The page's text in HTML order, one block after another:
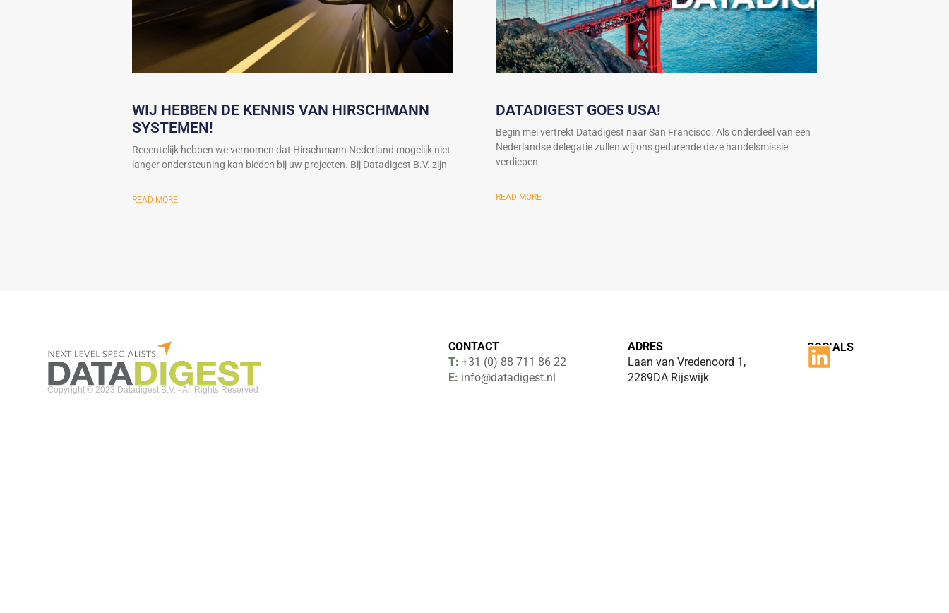
WIJ HEBBEN DE KENNIS VAN HIRSCHMANN
SYSTEMEN!
Recentelijk hebben we vernomen dat Hirschmann Nederland mogelijk niet
langer ondersteuning kan bieden bij uw projecten. Bij Datadigest B.V. zijn
READ MORE
DATADIGEST GOES USA!
Begin mei vertrekt Datadigest naar San Francisco. Als onderdeel van een
Nederlandse delegatie zullen wij ons gedurende deze handelsmissie
verdiepen
READ MORE
Copyright © 2023 Datadigest B.V. - All Rights Reserved
CONTACT
T:+31 (0) 88 711 86 22
E: info@datadigest.nl
ADRES
Laan van Vredenoord 1,
2289DA Rijswijk
SOCIALS